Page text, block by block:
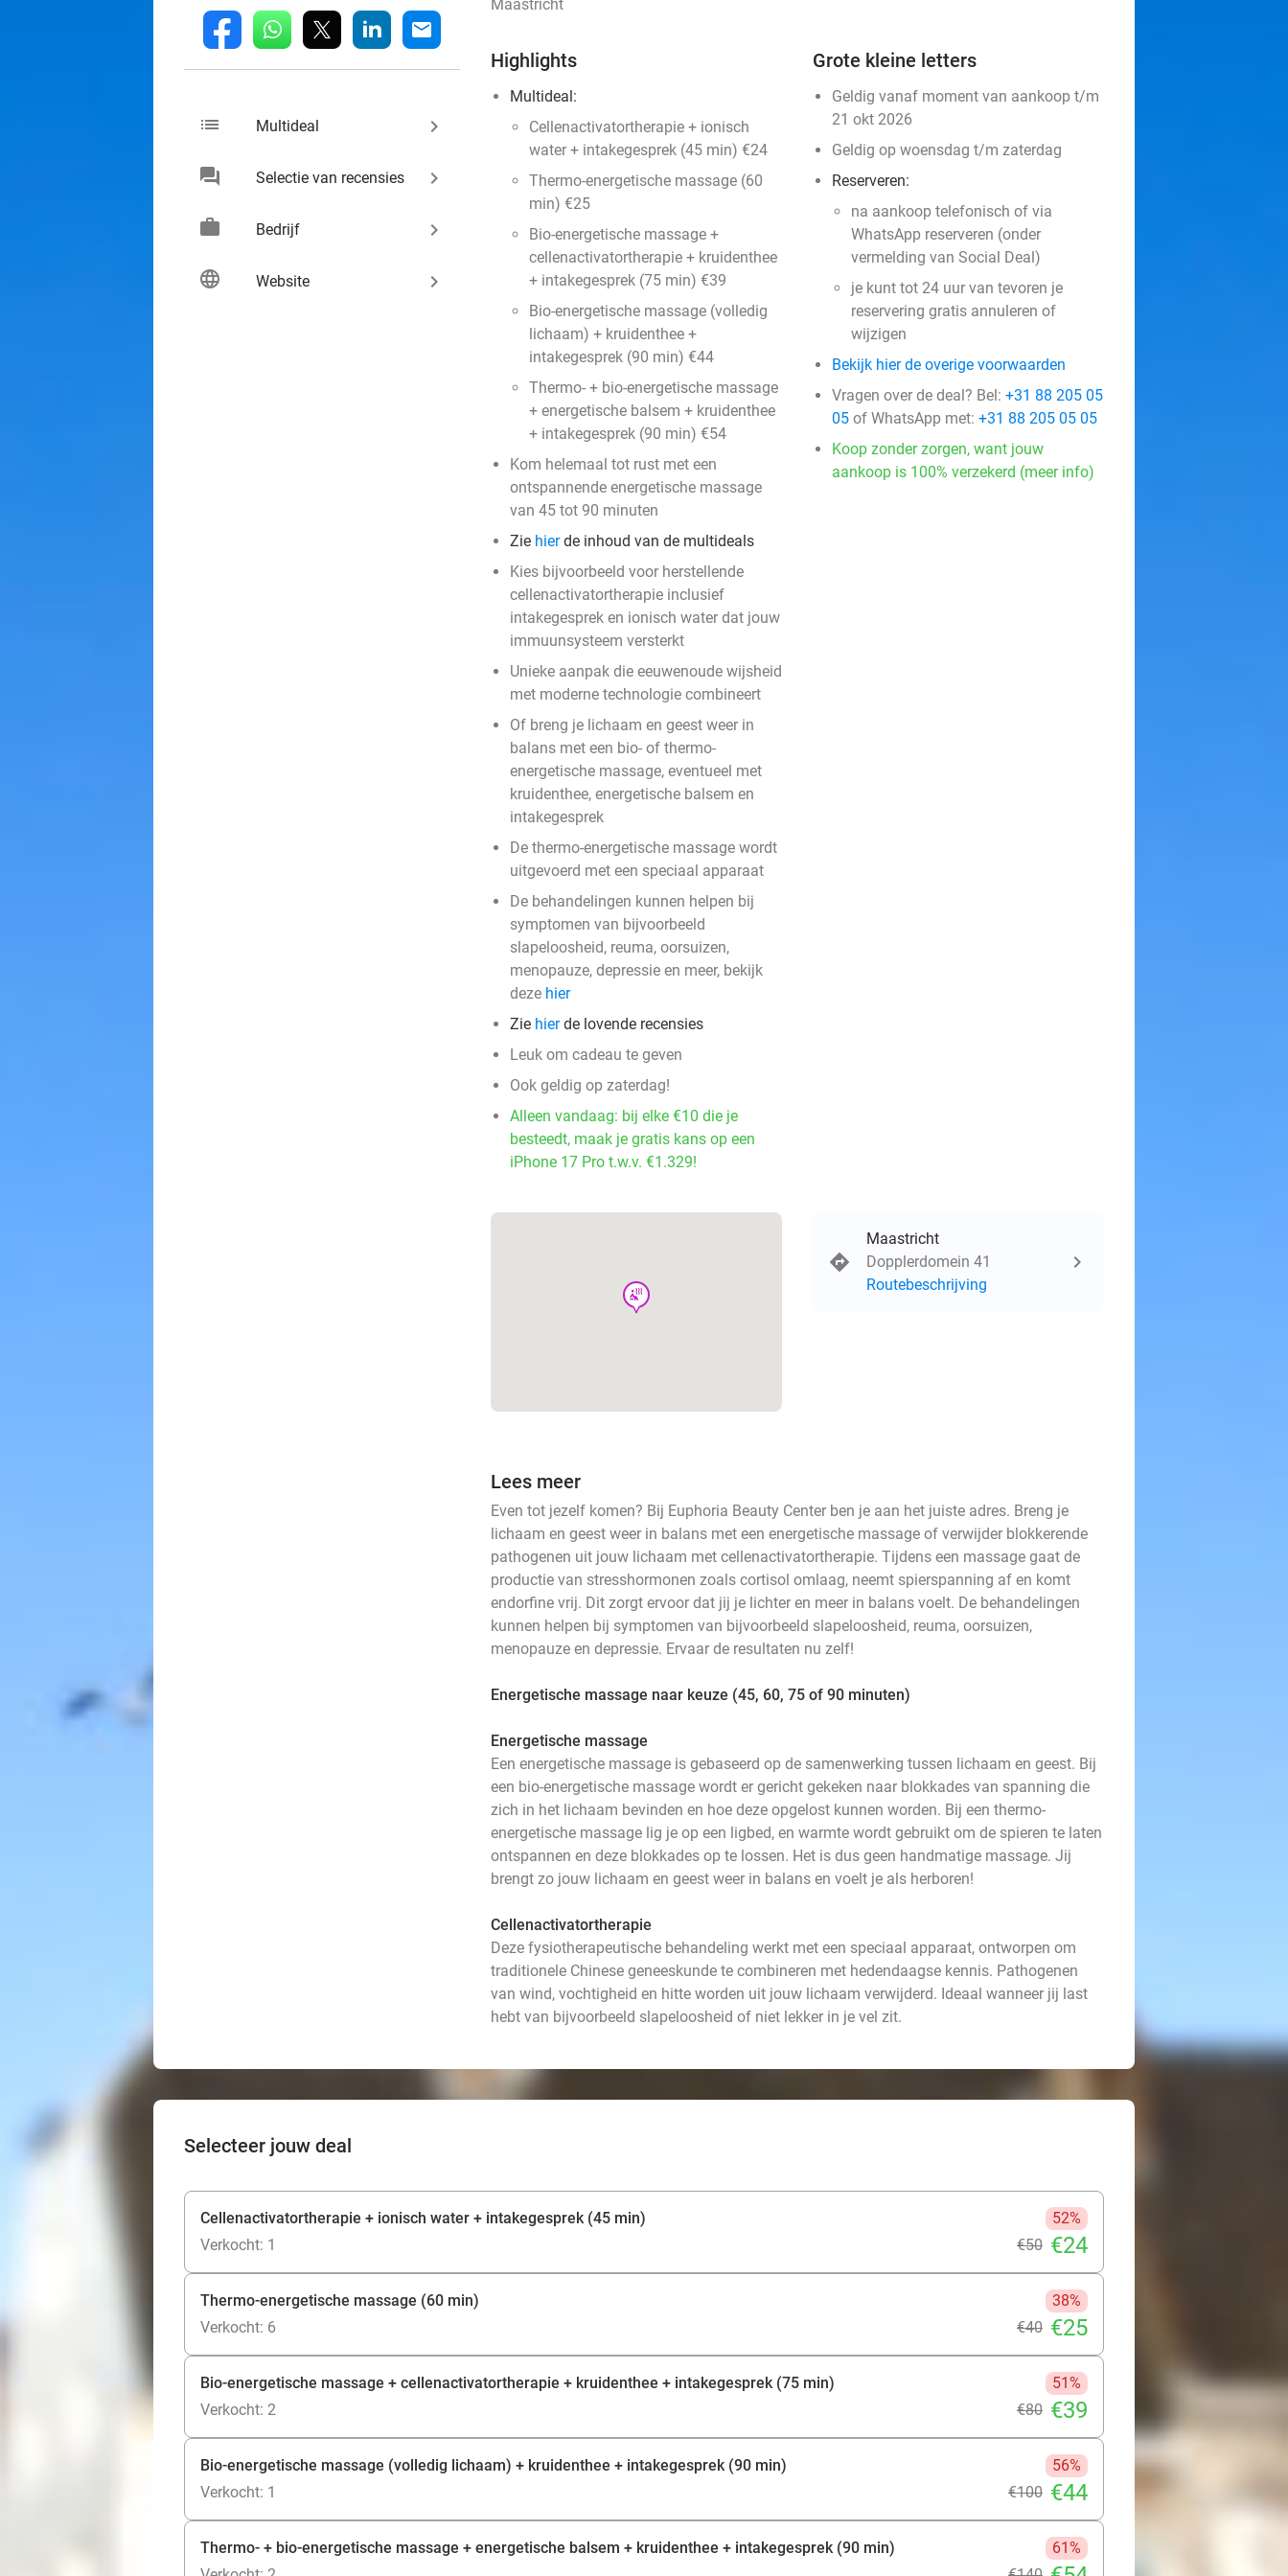
fb whatsapp linkedin mail
list Multideal keyboard_arrow_right
chat Selectie van recensies keyboard_arrow_right
work Bedrijf keyboard_arrow_right
language Website keyboard_arrow_right
Maastricht
Highlights
Multideal:
Cellenactivatortherapie + ionisch
water + intakegesprek (45 min) €24
Thermo-energetische massage (60
min) €25
Bio-energetische massage +
cellenactivatortherapie + kruidenthee
+ intakegesprek (75 min) €39
Bio-energetische massage (volledig
lichaam) + kruidenthee +
intakegesprek (90 min) €44
Thermo- + bio-energetische massage
+ energetische balsem + kruidenthee
+ intakegesprek (90 min) €54
Kom helemaal tot rust met een
ontspannende energetische massage
van 45 tot 90 minuten
Zie hierde inhoud van de multideals
Kies bijvoorbeeld voor herstellende
cellenactivatortherapie inclusief
intakegesprek en ionisch water dat jouw
immuunsysteem versterkt
Unieke aanpak die eeuwenoude wijsheid
met moderne technologie combineert
Of breng je lichaam en geest weer in
balans met een bio- of thermo-
energetische massage, eventueel met
kruidenthee, energetische balsem en
intakegesprek
De thermo-energetische massage wordt
uitgevoerd met een speciaal apparaat
De behandelingen kunnen helpen bij
symptomen van bijvoorbeeld
slapeloosheid, reuma, oorsuizen,
menopauze, depressie en meer, bekijk
deze hier
Zie hierde lovende recensies
Leuk om cadeau te geven
Ook geldig op zaterdag!
Alleen vandaag: bij elke €10 die je
besteedt, maak je gratis kans op een
iPhone 17 Pro t.w.v. €1.329!
Grote kleine letters
Geldig vanaf moment van aankoop t/m
21 okt 2026
Geldig op woensdag t/m zaterdag
Reserveren:
na aankoop telefonisch of via
WhatsApp reserveren (onder
vermelding van Social Deal)
je kunt tot 24 uur van tevoren je
reservering gratis annuleren of
wijzigen
Bekijk hier de overige voorwaarden
Vragen over de deal? Bel: +31 88 205 05
05 of WhatsApp met: +31 88 205 05 05
Koop zonder zorgen, want jouw
aankoop is 100% verzekerd (meer info)
wellness
Maastricht
Dopplerdomein 41
Routebeschrijving
Lees meer
Even tot jezelf komen? Bij Euphoria Beauty Center ben je aan het juiste adres. Breng je
lichaam en geest weer in balans met een energetische massage of verwijder blokkerende
pathogenen uit jouw lichaam met cellenactivatortherapie. Tijdens een massage gaat de
productie van stresshormonen zoals cortisol omlaag, neemt spierspanning af en komt
endorfine vrij. Dit zorgt ervoor dat jij je lichter en meer in balans voelt. De behandelingen
kunnen helpen bij symptomen van bijvoorbeeld slapeloosheid, reuma, oorsuizen,
menopauze en depressie. Ervaar de resultaten nu zelf!
Energetische massage naar keuze (45, 60, 75 of 90 minuten)
Energetische massage
Een energetische massage is gebaseerd op de samenwerking tussen lichaam en geest. Bij
een bio-energetische massage wordt er gericht gekeken naar blokkades van spanning die
zich in het lichaam bevinden en hoe deze opgelost kunnen worden. Bij een thermo-
energetische massage lig je op een ligbed, en warmte wordt gebruikt om de spieren te laten
ontspannen en deze blokkades op te lossen. Het is dus geen handmatige massage. Jij
brengt zo jouw lichaam en geest weer in balans en voelt je als herboren!
Cellenactivatortherapie
Deze fysiotherapeutische behandeling werkt met een speciaal apparaat, ontworpen om
traditionele Chinese geneeskunde te combineren met hedendaagse kennis. Pathogenen
van wind, vochtigheid en hitte worden uit jouw lichaam verwijderd. Ideaal wanneer jij last
hebt van bijvoorbeeld slapeloosheid of niet lekker in je vel zit.
Selecteer jouw deal
Cellenactivatortherapie + ionisch water + intakegesprek (45 min)
52%
Verkocht: 1
€50 €24
Thermo-energetische massage (60 min)
38%
Verkocht: 6
€40 €25
Bio-energetische massage + cellenactivatortherapie + kruidenthee + intakegesprek (75 min)
51%
Verkocht: 2
€80 €39
Bio-energetische massage (volledig lichaam) + kruidenthee + intakegesprek (90 min)
56%
Verkocht: 1
€100 €44
Thermo- + bio-energetische massage + energetische balsem + kruidenthee + intakegesprek (90 min)
61%